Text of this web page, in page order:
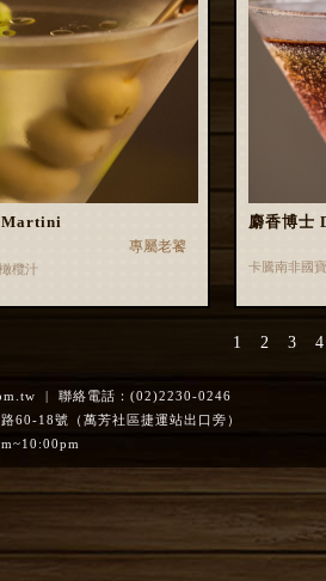
Martini
專屬老饕
欖汁
麝香博士
卡騰南非國
1 2 3 4
| 聯絡電話：(02)2230-0246
60-18號（萬芳社區捷運站出口旁）